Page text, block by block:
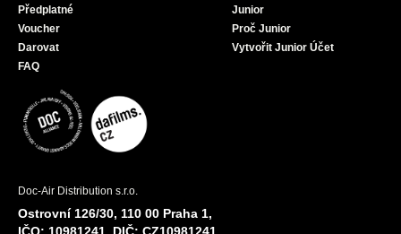
Předplatné
Voucher
Darovat
FAQ
Junior
Proč Junior
Vytvořit Junior Účet
Doc-Air Distribution s.r.o.
Ostrovní 126/30, 110 00 Praha 1,
IČO: 10981241, DIČ: CZ10981241